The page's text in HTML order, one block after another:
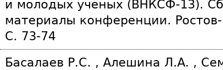
и молодых ученых (ВНКСФ-13).
материалы конференции.
С. 73-74
Басалаев Р.С. , Алешина Л.А. ,